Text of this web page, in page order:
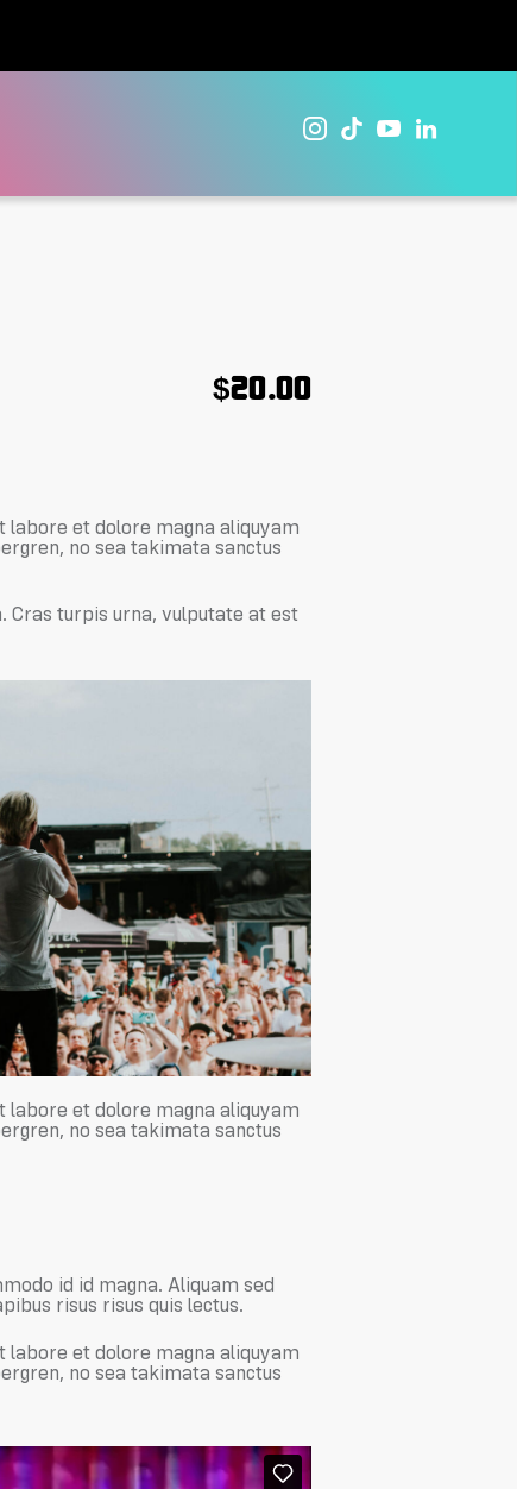
$20.00
et dolore magna aliquyam
no sea takimata sanctus
Cras turpis urna, vulputate at est
et dolore magna aliquyam
no sea takimata sanctus
id id magna. Aliquam sed
risus risus quis lectus.
et dolore magna aliquyam
no sea takimata sanctus